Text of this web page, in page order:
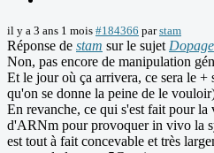
il y a 3 ans 1 mois #184366 parstam
Réponse de stam sur le sujet
Non, pas encore de manipulation
Et le jour où ça arrivera, ce sera le +
qu'on se donne la peine de le
En revanche, ce qui s'est fait pour
d'ARNm pour provoquer in vivo la
est tout à fait concevable et très